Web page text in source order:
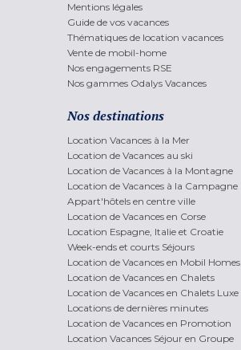
Mentions légales
Guide de vos vacances
Thématiques de location vacances
Vente de mobil-home
Nos engagements RSE
Nos gammes Odalys Vacances
Nos destinations
Location Vacances à la Mer
Location de Vacances au ski
Location de Vacances à la Montagne
Location de Vacances à la Campagne
Appart'hôtels en centre ville
Location de Vacances en Corse
Location Espagne, Italie et Croatie
Week-ends et courts Séjours
Location de Vacances en Mobil Homes
Location de Vacances en Chalets
Location de Vacances en Chalets Luxe
Locations de dernières minutes
Location de Vacances en Promotion
Location Vacances Séjour en Groupe